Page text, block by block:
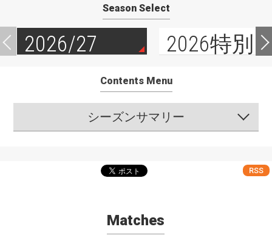
Season Select
2026/27 2026特別
Contents Menu
シーズンサマリー
RSS
Matches